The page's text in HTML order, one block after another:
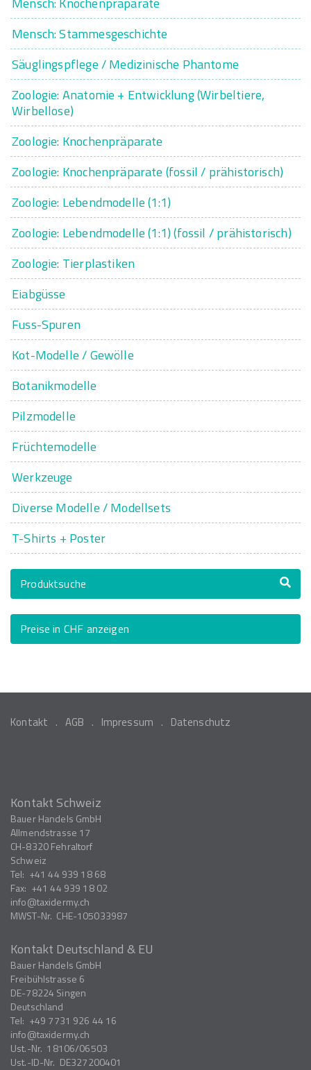
Mensch: Stammesgeschichte
Säuglingspflege / Medizinische Phantome
Zoologie: Anatomie + Entwicklung (Wirbeltiere,
Wirbellose)
Zoologie: Knochenpräparate
Zoologie: Knochenpräparate (fossil / prähistorisch)
Zoologie: Lebendmodelle (1:1)
Zoologie: Lebendmodelle (1:1) (fossil / prähistorisch)
Zoologie: Tierplastiken
Eiabgüsse
Fuss-Spuren
Kot-Modelle / Gewölle
Botanikmodelle
Pilzmodelle
Früchtemodelle
Werkzeuge
Diverse Modelle / Modellsets
T-Shirts + Poster
Produktsuche
Preise in CHF anzeigen
Kontakt AGB Impressum Datenschutz
Kontakt Schweiz
Bauer Handels GmbH
Allmendstrasse 17
CH-8320Fehraltorf
Schweiz
Tel: +41 44 939 18 68
Fax: +41 44 939 18 02
info
taxidermy.ch
MWST-Nr. CHE-105033987
Kontakt Deutschland & EU
Bauer Handels GmbH
Freibühlstrasse 6
DE-78224 Singen
Deutschland
Tel: +49 7731 926 44 16
info
taxidermy.ch
Ust.-Nr. 18106/06503
Ust.-ID-Nr. DE327200401